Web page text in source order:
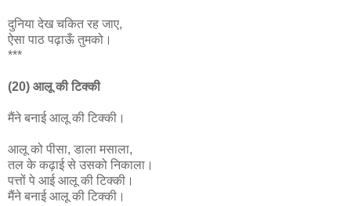
दुनिया देख चकित रह जाए,
ऐसा पाठ पढ़ाऊँ तुमको।
***
(20) आलू की टिक्की
मैंने बनाई आलू की टिक्की।
आलू को पीसा, डाला मसाला,
तल के कढ़ाई से उसको निकाला।
पत्तों पे आई आलू की टिक्की।
मैंने बनाई आलू की टिक्की।